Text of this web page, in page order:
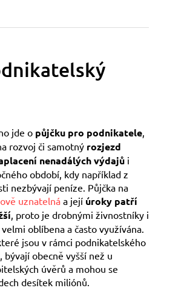
jde o půjčku pro podnikatele,
rozvoj či samotný rozjezd
nenadálých výdajůi
období, kdy například z
nezbývají peníze. Půjčka na
uznatelnáa její úroky patří
, proto je drobnými živnostníky i
oblíbena a často využívána.
jsou v rámci podnikatelského
bývají obecně vyšší než u
úvěrů a mohou se
desítek miliónů.